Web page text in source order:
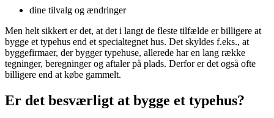
dine tilvalg og ændringer
Men helt sikkert er det, at det i langt de fleste tilfælde er billigere at
bygge et typehus end et specialtegnet hus. Det skyldes f.eks., at
byggefirmaer, der bygger typehuse, allerede har en lang række
tegninger, beregninger og aftaler på plads. Derfor er det også ofte
billigere end at købe gammelt.
Er det besværligt at bygge et typehus?